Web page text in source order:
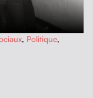
, Politique,